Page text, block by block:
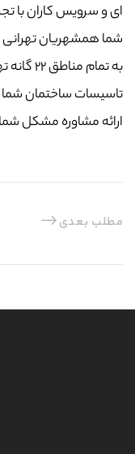
شما همشهریان
به
تاسیسات ساختمان شما
ارائه مشاوره مشکل
مطلب بعدی